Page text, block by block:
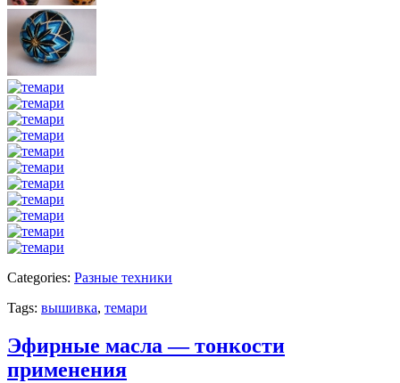
Categories: Разные техники
Tags: вышивка, темари
Эфирные масла — тонкости
применения